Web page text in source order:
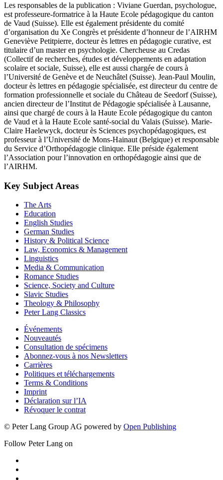
Les responsables de la publication : Viviane Guerdan, psychologue,
est professeure-formatrice à la Haute Ecole pédagogique du canton
de Vaud (Suisse). Elle est également présidente du comité
d’organisation du Xe Congrès et présidente d’honneur de l’AIRHM
Geneviève Petitpierre, docteur ès lettres en pédagogie curative, est
titulaire d’un master en psychologie. Chercheuse au Credas
(Collectif de recherches, études et développements en adaptation
scolaire et sociale, Suisse), elle est aussi chargée de cours à
l’Université de Genève et de Neuchâtel (Suisse). Jean-Paul Moulin,
docteur ès lettres en pédagogie spécialisée, est directeur du centre de
formation professionnelle et sociale du Château de Seedorf (Suisse),
ancien directeur de l’Institut de Pédagogie spécialisée à Lausanne,
ainsi que chargé de cours à la Haute Ecole pédagogique du canton
de Vaud et à la Haute Ecole santé-social du Valais (Suisse). Marie-
Claire Haelewyck, docteur ès Sciences psychopédagogiques, est
professeur à l’Université de Mons-Hainaut (Belgique) et responsable
du Service d’Orthopédagogie clinique. Elle préside également
l’Association pour l’innovation en orthopédagogie ainsi que de
l’AIRHM.
Key Subject Areas
The Arts
Education
English Studies
German Studies
History & Political Science
Law, Economics & Management
Linguistics
Media & Communication
Romance Studies
Science, Society and Culture
Slavic Studies
Theology & Philosophy
Peter Lang Classics
Événements
Nouveautés
Consultation de spécimens
Abonnez-vous à nos Newsletters
Carrières
Politiques et téléchargements
Terms & Conditions
Imprint
Déclaration sur l’IA
Révoquer le contrat
© Peter Lang Group AG powered by Open Publishing
Follow Peter Lang on